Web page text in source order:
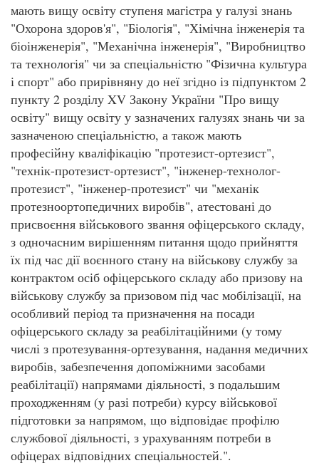
мають вищу освіту ступеня магістра у галузі знань
"Охорона здоров'я", "Біологія", "Хімічна інженерія та
біоінженерія", "Механічна інженерія", "Виробництво
та технологія" чи за спеціальністю "Фізична культура
і спорт" або прирівняну до неї згідно із підпунктом 2
пункту 2 розділу XV Закону України "Про вищу
освіту" вищу освіту у зазначених галузях знань чи за
зазначеною спеціальністю, а також мають
професійну кваліфікацію "протезист-ортезист",
"технік-протезист-ортезист", "інженер-технолог-
протезист", "інженер-протезист" чи "механік
протезноортопедичних виробів", атестовані до
присвоєння військового звання офіцерського складу,
з одночасним вирішенням питання щодо прийняття
їх під час дії воєнного стану на військову службу за
контрактом осіб офіцерського складу або призову на
військову службу за призовом під час мобілізації, на
особливий період та призначення на посади
офіцерського складу за реабілітаційними (у тому
числі з протезування-ортезування, надання медичних
виробів, забезпечення допоміжними засобами
реабілітації) напрямами діяльності, з подальшим
проходженням (у разі потреби) курсу військової
підготовки за напрямом, що відповідає профілю
службової діяльності, з урахуванням потреби в
офіцерах відповідних спеціальностей.".